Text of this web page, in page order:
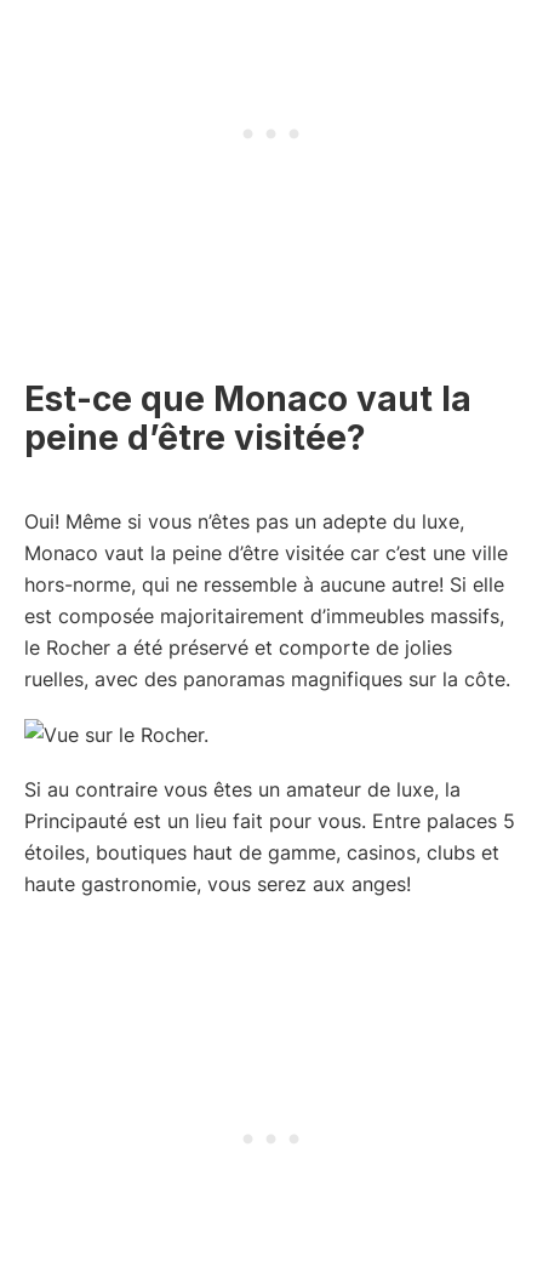
Est-ce que Monaco vaut la
peine d’être visitée?
Oui! Même si vous n’êtes pas un adepte du luxe,
Monaco vaut la peine d’être visitée car c’est une ville
hors-norme, qui ne ressemble à aucune autre! Si elle
est composée majoritairement d’immeubles massifs,
le Rocher a été préservé et comporte de jolies
ruelles, avec des panoramas magnifiques sur la côte.
Si au contraire vous êtes un amateur de luxe, la
Principauté est un lieu fait pour vous. Entre palaces 5
étoiles, boutiques haut de gamme, casinos, clubs et
haute gastronomie, vous serez aux anges!